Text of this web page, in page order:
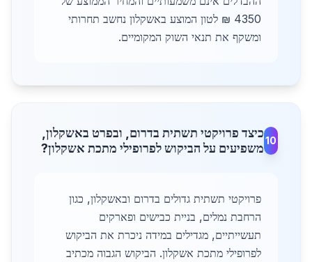
4350 ₪ לטון המוצע באשקלון נחשב תחרותי
ומשקף את תנאי השוק המקומיים.
10
כיצד פרויקטי תשתית בדרום, ובפרט באשקלון,
משפיעים על הביקוש לפרופילי מתכת אשקלון?
פרויקטי תשתית גדולים בדרום ובאשקלון, כגון
הרחבת נמלים, בניית כבישים ופארקים
תעשייתיים, מגדילים במידה ניכרת את הביקוש
לפרופילי מתכת אשקלון. הביקוש הגבוה מכתיב